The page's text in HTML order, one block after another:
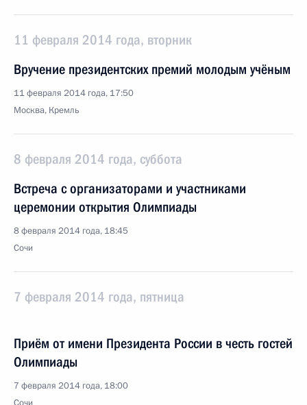
11 февраля 2014 года, вторник
Вручение президентских премий молодым учёным
11 февраля 2014 года, 17:50
Москва, Кремль
8 февраля 2014 года, суббота
Встреча с организаторами и участниками
церемонии открытия Олимпиады
8 февраля 2014 года, 18:45
Сочи
7 февраля 2014 года, пятница
Приём от имени Президента России в честь гостей
Олимпиады
7 февраля 2014 года, 18:00